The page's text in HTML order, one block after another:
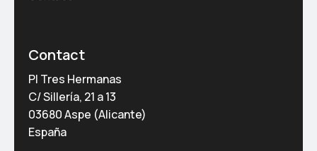
Contact
PI Tres Hermanas
C/ Sillería, 21 a 13
03680 Aspe (Alicante)
España